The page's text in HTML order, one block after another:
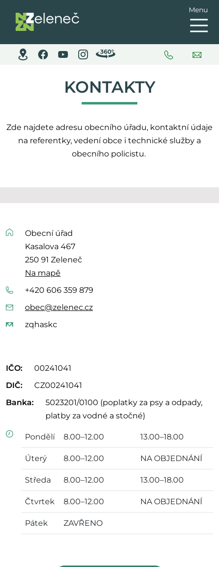
Menu
KONTAKTY
Zde najdete adresu obecního úřadu, kontaktní údaje
na referentky, vedení obce i technické služby a
obecního policistu.
Obecní úřad
Kasalova 467
250 91 Zeleneč
Na mapě
+420 606 359 879
obec@zelenec.cz
zqhaskc
IČO:
00241041
DIČ:
CZ00241041
Banka:
5023201/0100 (poplatky za psy a odpady,
platby za vodné a stočné)
Pondělí 8.00–12.00 13.00–18.00
Úterý 8.00–12.00 NA OBJEDNÁNÍ
Středa 8.00–12.00 13.00–18.00
Čtvrtek 8.00–12.00 NA OBJEDNÁNÍ
Pátek ZAVŘENO